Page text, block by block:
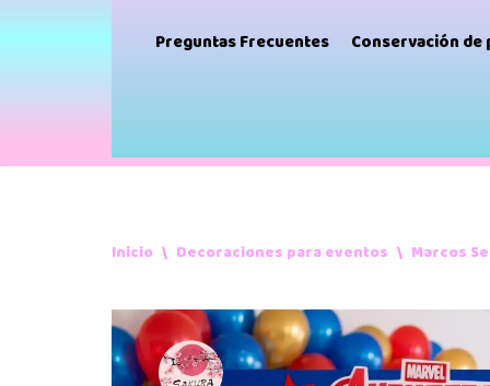
Preguntas Frecuentes Conservación
Inicio \ Decoraciones para eventos \ Marcos